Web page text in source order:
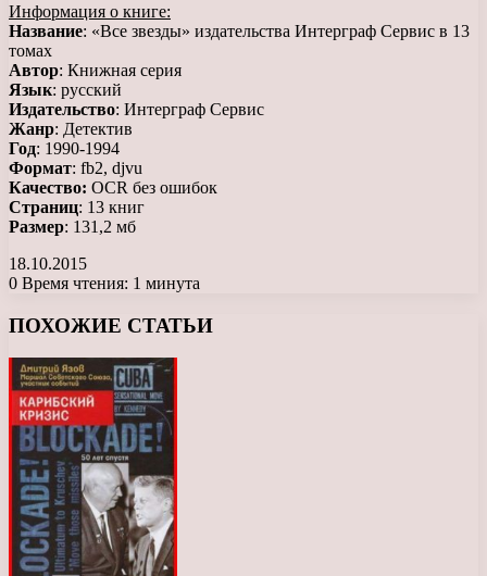
Информация о книге:
Название: «Все звезды» издательства Интерграф Сервис в 13
томах
Автор: Книжная серия
Язык: русский
Издательство: Интерграф Сервис
Жанр: Детектив
Год: 1990-1994
Формат: fb2, djvu
Качество: OCR без ошибок
Страниц: 13 книг
Размер: 131,2 мб
18.10.2015
0 Время чтения: 1 минута
ПОХОЖИЕ СТАТЬИ